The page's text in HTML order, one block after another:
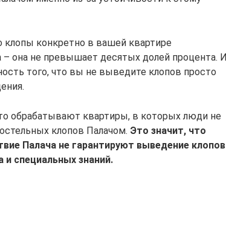
клопы конкретно в вашей квартире
– она не превышает десятых долей процента. И
того, что вы не выведите клопов просто
обрабатывают квартиры, в которых люди не
клопов Палачом. Это значит, что
Палача не гарантируют выведение клопов
и специальных знаний.